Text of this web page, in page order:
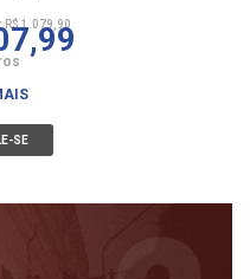
R$ 1.079,90
SE